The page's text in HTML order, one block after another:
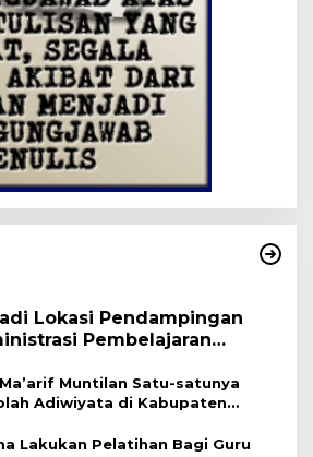
Lokasi Pendampingan
Pembelajaran
Ma’arif Muntilan Satu-satunya
Adiwiyata di Kabupaten
Lakukan Pelatihan Bagi Guru